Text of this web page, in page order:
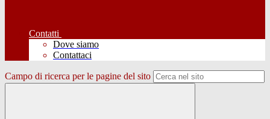
Contatti
Dove siamo
Contattaci
Campo di ricerca per le pagine del sito